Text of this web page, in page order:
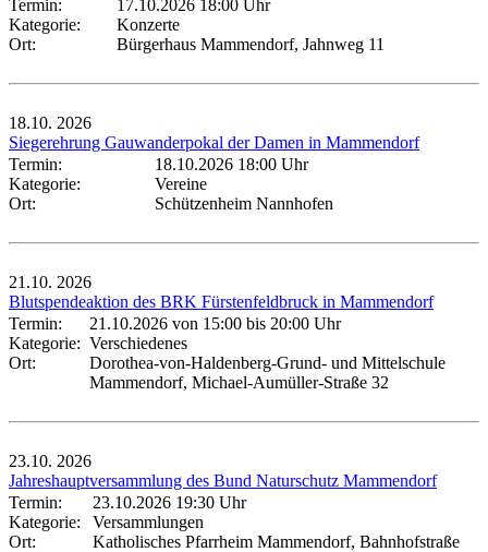
Termin:
17.10.2026 18:00 Uhr
Kategorie:
Konzerte
Ort:
Bürgerhaus Mammendorf, Jahnweg 11
18.10. 2026
Siegerehrung Gauwanderpokal der Damen in Mammendorf
Termin:
18.10.2026 18:00 Uhr
Kategorie:
Vereine
Ort:
Schützenheim Nannhofen
21.10. 2026
Blutspendeaktion des BRK Fürstenfeldbruck in Mammendorf
Termin:
21.10.2026 von 15:00 bis 20:00 Uhr
Kategorie: Verschiedenes
Ort:
Dorothea-von-Haldenberg-Grund- und Mittelschule
Mammendorf, Michael-Aumüller-Straße 32
23.10. 2026
Jahreshauptversammlung des Bund Naturschutz Mammendorf
Termin:
23.10.2026 19:30 Uhr
Kategorie:
Versammlungen
Ort:
Katholisches Pfarrheim Mammendorf, Bahnhofstraße